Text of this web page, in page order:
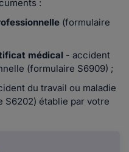
:
(formulaire
médical - accident
(formulaire S6909) ;
du travail ou maladie
établie par votre